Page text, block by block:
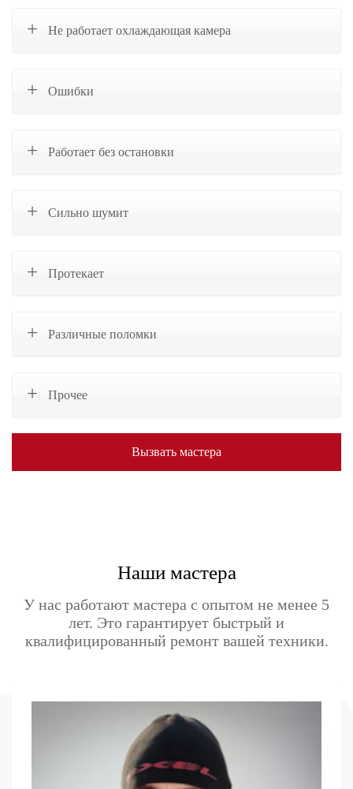
Не работает охлаждающая камера
Ошибки
Работает без остановки
Сильно шумит
Протекает
Различные поломки
Прочее
Вызвать мастера
Наши мастера
У нас работают мастера с опытом не менее 5
лет. Это гарантирует быстрый и
квалифицированный ремонт вашей техники.